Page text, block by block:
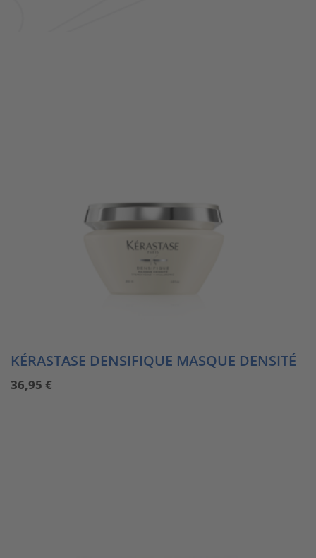
KÉRASTASE DENSIFIQUE MASQUE DENSITÉ
36,95 €